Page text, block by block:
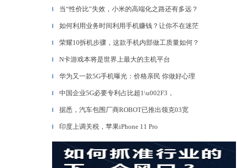
▎ 当“性价比”失效，小米的高端化之路还有多远？
▎ 如何利用业务时间利用手机赚钱？让你不在迷茫
▎ 荣耀10拆机步骤，这款手机内部做工质量如何？
▎ N卡游戏本将是世界上最大的主机平台
▎ 华为又一款5G手机曝光：价格亲民 你做好心理
▎ 中国企业5G必要专利占比超1\u002F3，
▎ 据悉，汽车包围厂商ROBOT已推出领克03宽
▎ 印度上调关税，苹果iPhone 11 Pro